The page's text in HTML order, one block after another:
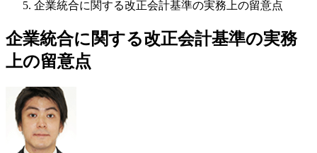
企業統合に関する改正会計基準の実務上の留意点
企業統合に関する改正会計基準の実務
上の留意点